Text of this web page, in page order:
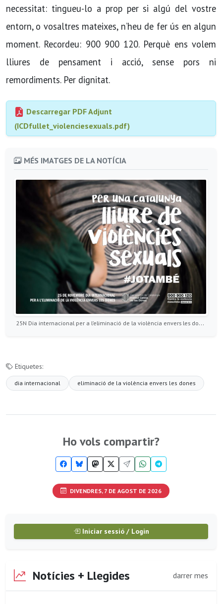
necessitat: tingueu-lo a prop per si algú del vostre
entorn, o vosaltres mateixes, n’heu de fer ús en algun
moment. Recordeu: 900 900 120. Perquè ens volem
lliures de pensament i acció, sense pors ni
remordiments. Per dignitat.
Descarregar PDF Adjunt
(ICDfullet_violenciesexuals.pdf)
MÉS IMATGES DE LA NOTÍCIA
25N Dia internacional per a l’eliminació de la violència envers les dones
Etiquetes:
dia internacional eliminació de la violència envers les dones
Ho vols compartir?
DIVENDRES, 7 DE AGOST DE 2026
Iniciar sessió / Login
Notícies + Llegides darrer mes